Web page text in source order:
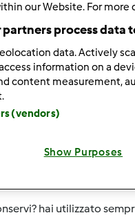
wrote:
wrote:
meeee....la mia p.m è
ne ho dovuta buttare
buone
100 gr. solo x il
sempre lo stesso
il coraggio di usarla qnd
hai utilizzato
our Website. For more
partners process data
data. Actively
information on a
content measurement,
(vendors)
Show Purposes